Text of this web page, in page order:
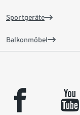
Sportgeräte
Balkonmöbel
facebook youtube